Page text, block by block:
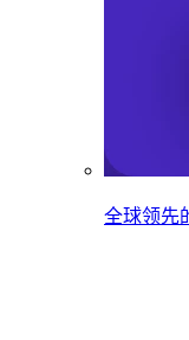
全球领先